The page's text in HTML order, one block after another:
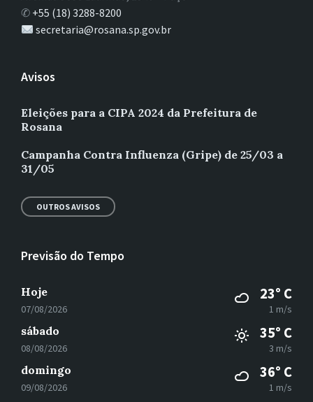
✆ +55 (18) 3288-8200
secretaria@rosana.sp.gov.br
Avisos
Eleições para a CIPA 2024 da Prefeitura de
Rosana
Campanha Contra Influenza (Gripe) de 25/03 a
31/05
OUTROS AVISOS
Previsão do Tempo
Hoje
07/08/2026
23° C
1 m/s
sábado
08/08/2026
35° C
3 m/s
domingo
09/08/2026
36° C
1 m/s